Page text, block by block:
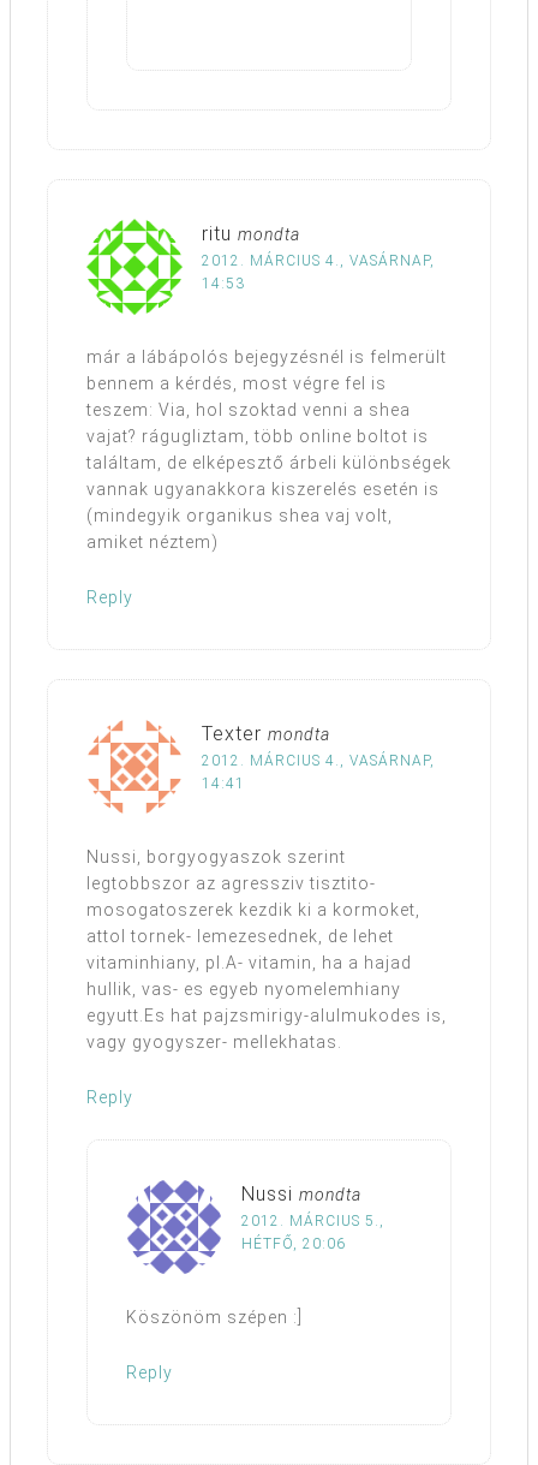
ritu mondta
2012. MÁRCIUS 4., VASÁRNAP,
14:53
már a lábápolós bejegyzésnél is felmerült
bennem a kérdés, most végre fel is
teszem: Via, hol szoktad venni a shea
vajat? rágugliztam, több online boltot is
találtam, de elképesztő árbeli különbségek
vannak ugyanakkora kiszerelés esetén is
(mindegyik organikus shea vaj volt,
amiket néztem)
Reply
Texter mondta
2012. MÁRCIUS 4., VASÁRNAP,
14:41
Nussi, borgyogyaszok szerint
legtobbszor az agressziv tisztito-
mosogatoszerek kezdik ki a kormoket,
attol tornek- lemezesednek, de lehet
vitaminhiany, pl.A- vitamin, ha a hajad
hullik, vas- es egyeb nyomelemhiany
egyutt.Es hat pajzsmirigy-alulmukodes is,
vagy gyogyszer- mellekhatas.
Reply
Nussi mondta
2012. MÁRCIUS 5.,
HÉTFŐ, 20:06
Köszönöm szépen :]
Reply